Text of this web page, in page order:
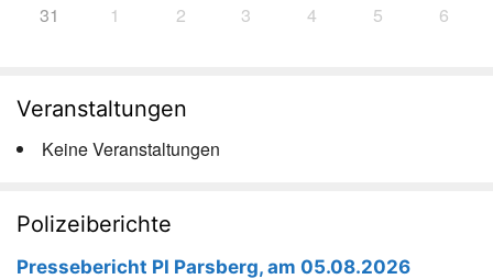
31 1 2 3 4 5 6
Veranstaltungen
Keine Veranstaltungen
Polizeiberichte
Pressebericht PI Parsberg, am 05.08.2026